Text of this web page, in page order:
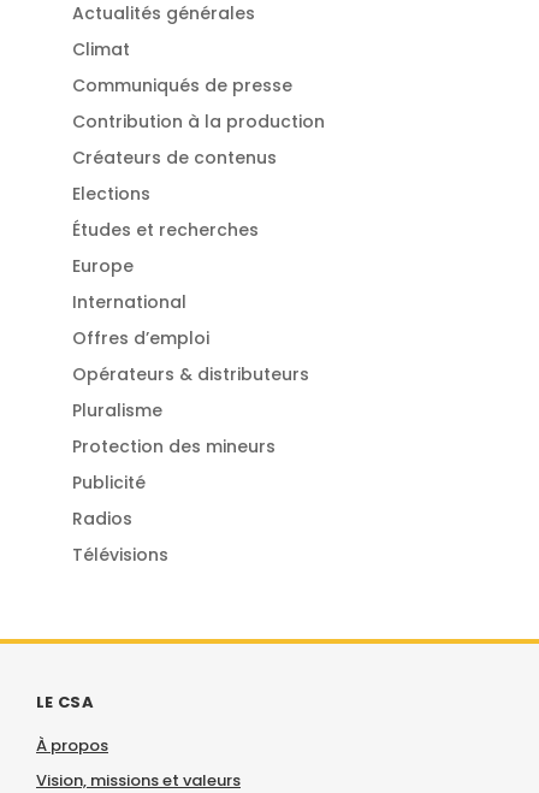
Actualités générales
Climat
Communiqués de presse
Contribution à la production
Créateurs de contenus
Elections
Études et recherches
Europe
International
Offres d’emploi
Opérateurs & distributeurs
Pluralisme
Protection des mineurs
Publicité
Radios
Télévisions
LE CSA
À propos
Vision, missions et valeurs